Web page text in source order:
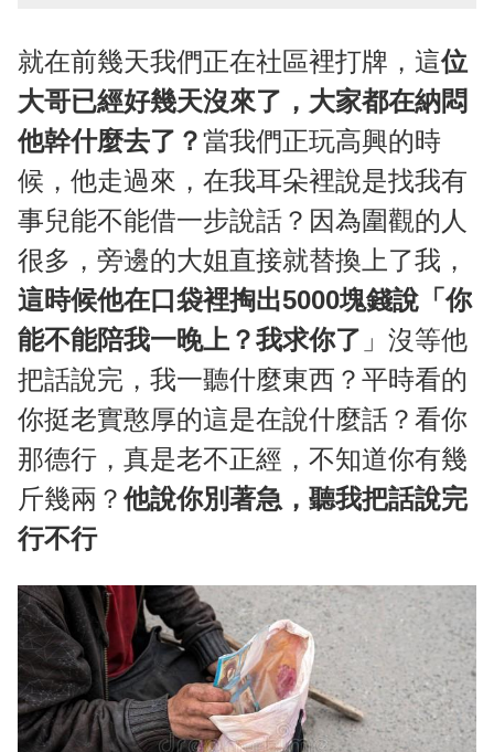
就在前幾天我們正在社區裡打牌，這位
大哥已經好幾天沒來了，大家都在納悶
他幹什麼去了？當我們正玩高興的時
候，他走過來，在我耳朵裡說是找我有
事兒能不能借一步說話？因為圍觀的人
很多，旁邊的大姐直接就替換上了我，
這時候他在口袋裡掏出5000塊錢說「你
能不能陪我一晚上？我求你了 」沒等他
把話說完，我一聽什麼東西？平時看的
你挺老實憨厚的這是在說什麼話？看你
那德行，真是老不正經，不知道你有幾
斤幾兩？他說你別著急，聽我把話說完
行不行